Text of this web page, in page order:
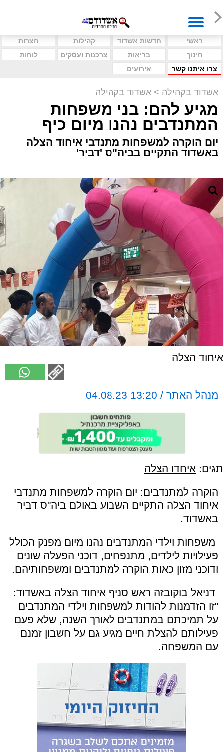
ראשי חדשות אשדוד קהילות
חצרות
חינוך
בריאות צרכנות ועסקים
לוחות
צרו איתנו קשר
אירועים
אשדוד בקהילה > אשדוד בקהילה
מגיע להם: בני משפחות
המתנדבים נהנו מיום כיף
יום הוקרה למשפחות מתנדבי איחוד הצלה
באשדוד התקיים בביה"ס 'דביר'
איחוד הצלה
מנהל האתר / 13:20 04.08.23
תגים: איחדו הצלה
הוקרה למתנדבים: יום הוקרה למשפחות מתנדבי
איחוד הצלה התקיים השבוע באולם ביה"ס דביר
באשדוד.
משפחות וילדי המתנדבים נהנו מיום מפנק הכולל
פעילויות לילדים, מתנפחים, דוכני הפעלה שונים
ודוכני מזון כאות הוקרה למתנדבים ומשפחותיהם.
דניאל בוקובזה ראש סניף איחוד הצלה באשדוד:
"זו הזדמנות להודות למשפחות וילדי המתנדבים
על תמיכתם במתנדבים לאורך השנה, שלא פעם
פעילותם להצלת חיים מגיע גם על חשבון זמנם
עם המשפחה.